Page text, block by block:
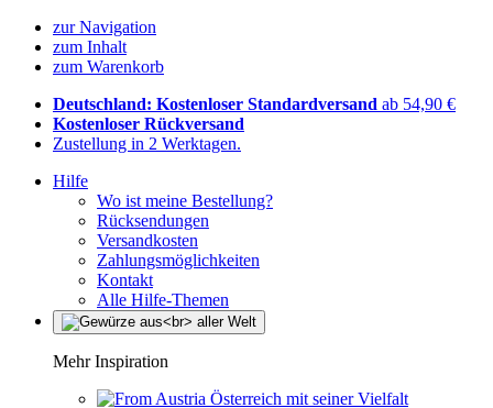
zur Navigation
zum Inhalt
zum Warenkorb
Deutschland: Kostenloser Standardversand ab 54,90 €
Kostenloser Rückversand
Zustellung in 2 Werktagen.
Hilfe
Wo ist meine Bestellung?
Rücksendungen
Versandkosten
Zahlungsmöglichkeiten
Kontakt
Alle Hilfe-Themen
Mehr Inspiration
Österreich mit seiner Vielfalt